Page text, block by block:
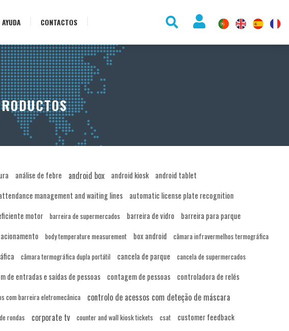
AYUDA CONTACTOS
análise de febre android box android kiosk android tablet
management and waiting lines
automatic license plate recognition
motor barreira de supermercados barreira de vidro
barreira para parque
body temperature measurement box android câmara infravermelhos termográfica
câmara termográfica dupla portátil cancela de parque cancela de supermercados
de entradas e saídas de pessoas contagem de pessoas
controladora de relés
com barreira eletromecânica controlo de acessos com deteção de máscara
rondas corporate tv counter and wall kiosk tickets csat
customer feedback